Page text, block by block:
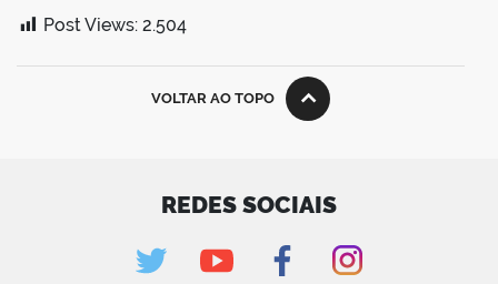
Post Views: 2.504
VOLTAR AO TOPO
REDES SOCIAIS